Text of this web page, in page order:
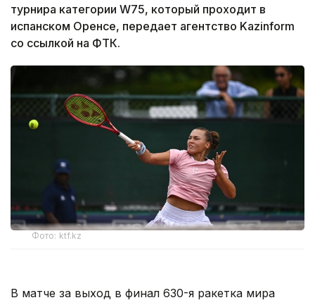
турнира категории W75, который проходит в
испанском Оренсе, передает агентство Kazinform
со ссылкой на ФТК.
Фото: ktf.kz
В матче за выход в финал 630-я ракетка мира